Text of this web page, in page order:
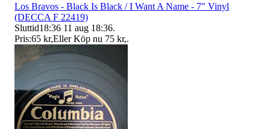
Los Bravos - Black Is Black / I Want A Name - 7" Vinyl
(DECCA F 22419)
Sluttid18:36 11 aug 18:36.
Pris:65 kr,Eller Köp nu 75 kr,.